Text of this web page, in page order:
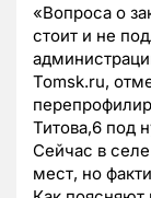
«Вопроса о
стоит и не
Tomsk.ru,
Титова,6 под
Сейчас в
мест, но